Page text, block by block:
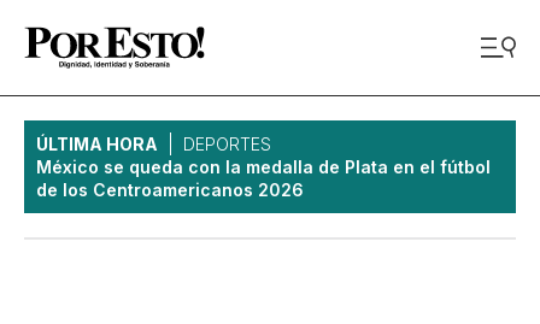
ÚLTIMA HORA
DEPORTES
México se queda con la medalla de Plata en el fútbol
de los Centroamericanos 2026